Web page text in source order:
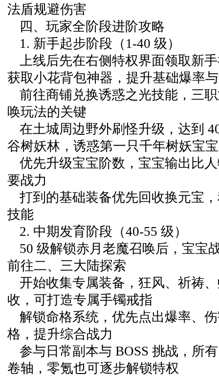
法盾规避伤害
四、玩家全阶段进阶攻略
1. 新手起步阶段（1-40 级）
上线后先在右侧特权界面领取新
获取小花背包神器，提升基础爆率
前往商铺兑换诱惑之光技能，三
唤玩法的关键
在土城周边野外刷怪升级，达到
谷树妖林，诱惑第一只千年树妖宝宝
优先升级宝宝阶数，宝宝输出比
要战力
打到的基础装备优先回收换元宝
技能
2. 中期发育阶段（40-55 级）
50 级解锁赤月老魔召唤后，宝宝
前往二、三大陆探索
开始收集专属装备，狂风、祈祷
收，可打造专属手镯戒指
解锁命格系统，优先点出爆率、
格，提升综合战力
参与日常副本与 BOSS 挑战，所
卷轴，零氪也可逐步解锁特权